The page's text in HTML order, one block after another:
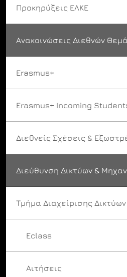
Προκηρύξεις ΕΛΚΕ
Ανακοινώσεις Διεθνών
Erasmus+
Erasmus+ Incoming
Διεθνείς Σχέσεις &
Διεύθυνση Δικτύων &
Τμήμα Διαχείρισης Δικτύων
Eclass
Αιτήσεις